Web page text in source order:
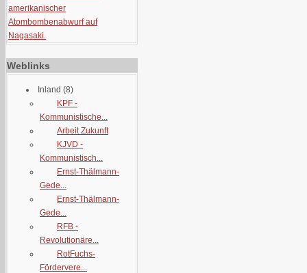
amerikanischer
Atombombenabwurf auf
Nagasaki.
Weblinks
Inland (8)
KPF -
Kommunistische...
Arbeit Zukunft
KJVD -
Kommunistisch...
Ernst-Thälmann-
Gede...
Ernst-Thälmann-
Gede...
RFB -
Revolutionäre...
RotFuchs-
Fördervere...